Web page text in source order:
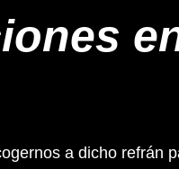
a dicho refrán